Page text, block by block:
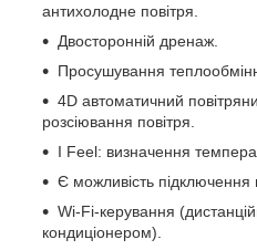
антихолодне повітря.
Двосторонній дренаж.
Просушування
4D автоматичний
розсіювання повітря.
I Feel: визначення
Є можливість підключення
Wi-Fi-керування
кондиціонером).